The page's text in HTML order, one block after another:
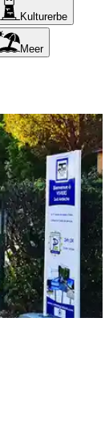
Kulturerbe
Meer